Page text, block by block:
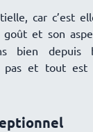
car c’est
et son
bien depuis
pas et tout